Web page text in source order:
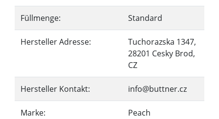
Füllmenge: Standard
Hersteller Adresse:
Tuchorazska 1347,
28201 Cesky Brod,
CZ
Hersteller Kontakt: info@buttner.cz
Marke: Peach